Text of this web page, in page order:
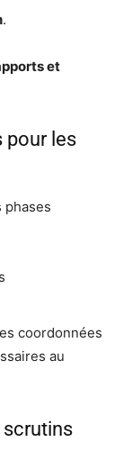
.
et
pour les
phases
coordonnées
au